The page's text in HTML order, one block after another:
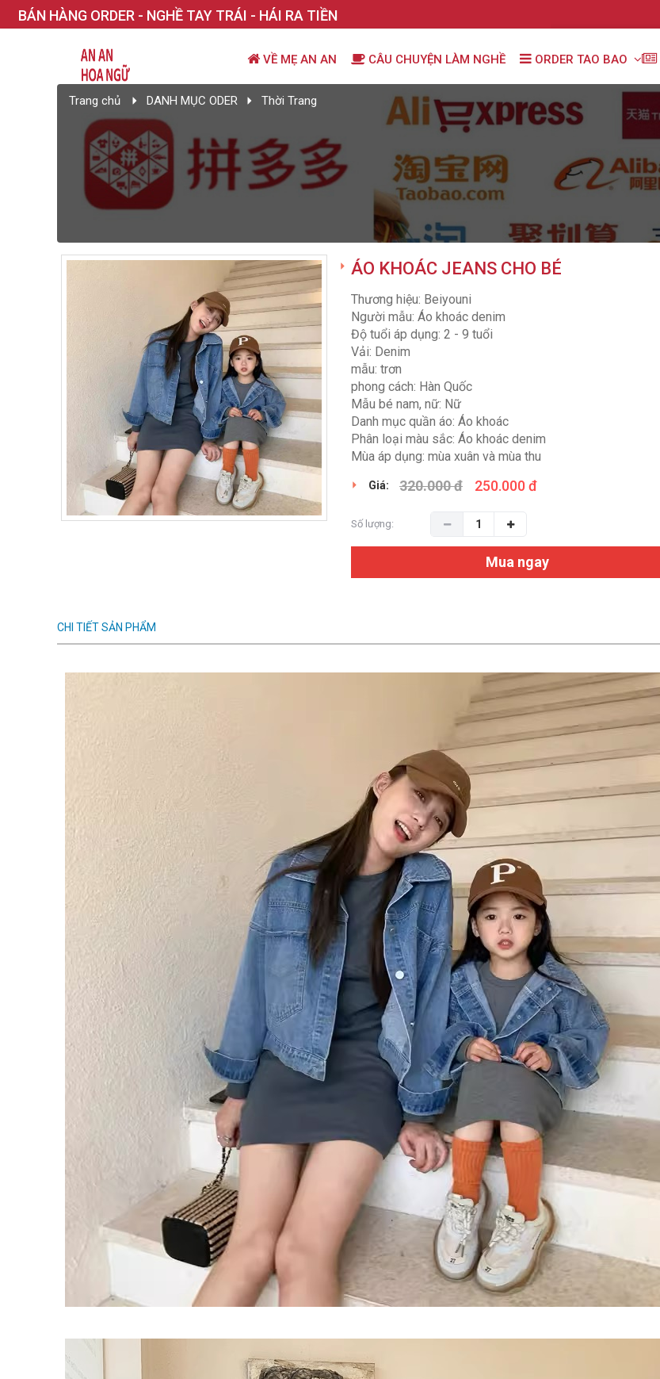
BÁN HÀNG ORDER - NGHỀ TAY TRÁI - HÁI RA TIỀN
VỀ MẸ AN AN CÂU CHUYỆN LÀM NGHỀ ORDER TAO BAO
Trang chủ DANH MỤC ODER Thời Trang
ÁO KHOÁC JEANS CHO BÉ
Thương hiệu: Beiyouni
Người mẫu: Áo khoác denim
Độ tuổi áp dụng: 2 - 9 tuổi
Vải: Denim
mẫu: trơn
phong cách: Hàn Quốc
Mẫu bé nam, nữ: Nữ
Danh mục quần áo: Áo khoác
Phân loại màu sắc: Áo khoác denim
Mùa áp dụng: mùa xuân và mùa thu
Giá: 320.000 đ 250.000 đ
Số lượng:
Mua ngay
CHI TIẾT SẢN PHẨM